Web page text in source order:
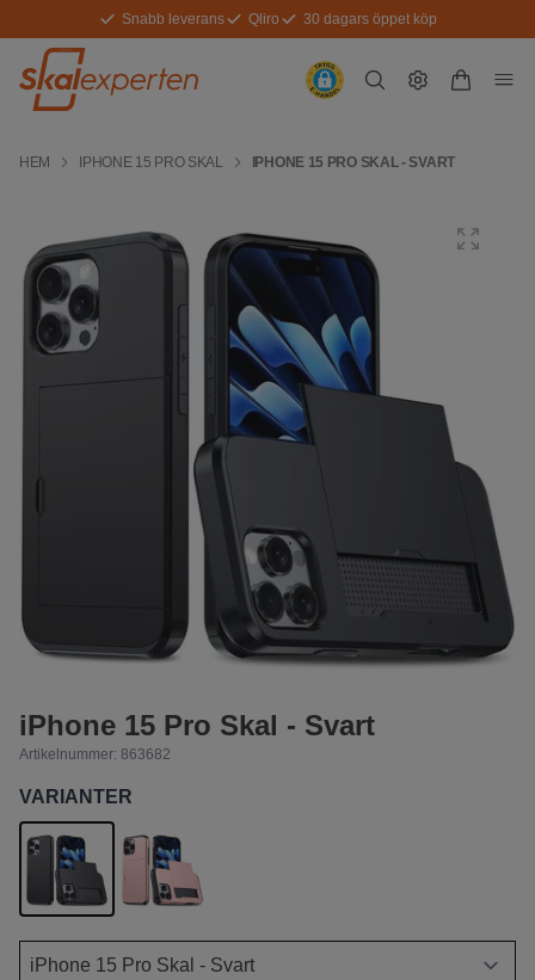
Snabb leverans Qliro 30 dagars öppet köp
HEM IPHONE 15 PRO SKAL IPHONE 15 PRO SKAL - SVART
iPhone 15 Pro Skal - Svart
Artikelnummer: 863682
VARIANTER